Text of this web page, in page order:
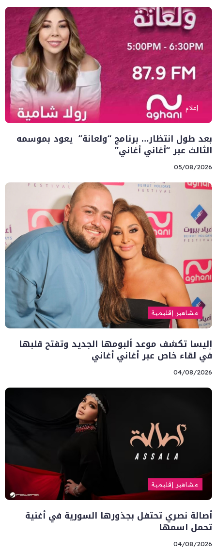
إعلام
بعد طول انتظار… برنامج “ولعانة” يعود بموسمه
الثالث عبر “أغاني أغاني”
05/08/2026
مشاهير إقليمية
إليسا تكشف موعد ألبومها الجديد وتفتح قلبها
في لقاء خاص عبر أغاني أغاني
04/08/2026
مشاهير إقليمية
أصالة نصري تحتفل بجذورها السورية في أغنية
تحمل اسمها
04/08/2026